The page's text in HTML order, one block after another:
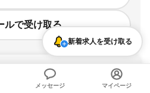
ルで受け取る
新着求人を受け取る
メッセージ マイページ